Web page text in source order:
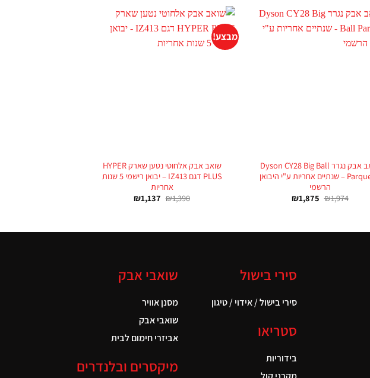
שואב אבק נגרר Dyson CY28 Big Ball
Parquet 2 – שנתיים אחריות ע"י היבואן
הרשמי
₪1,974
₪1,875
מבצע!
שואב אבק אלחוטי נטען שארק HYPER
PLUS דגם IZ413 – יבואן רישמי 5 שנות
אחריות
₪1,390
₪1,137
סירי בישול
סירי בישול / אידוי / טיגון
סטריאו
בידוריות
שואבי אבק
מסנן אוויר
שואבי אבק
אביזרי חימום לבית
מיקסרים ובלנדרים